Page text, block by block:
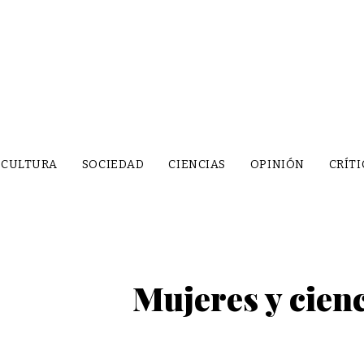
CULTURA SOCIEDAD CIENCIAS OPINIÓN
Mujeres y